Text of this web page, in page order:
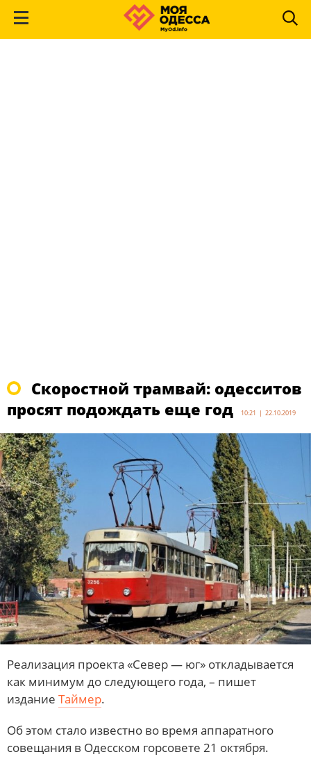
Скоростной трамвай: одесситов
просят подождать еще год
10:21 | 22.10.2019
Реализация проекта «Север — юг» откладывается
как минимум до следующего года, – пишет
издание Таймер.
Об этом стало известно во время аппаратного
совещания в Одесском горсовете 21 октября.